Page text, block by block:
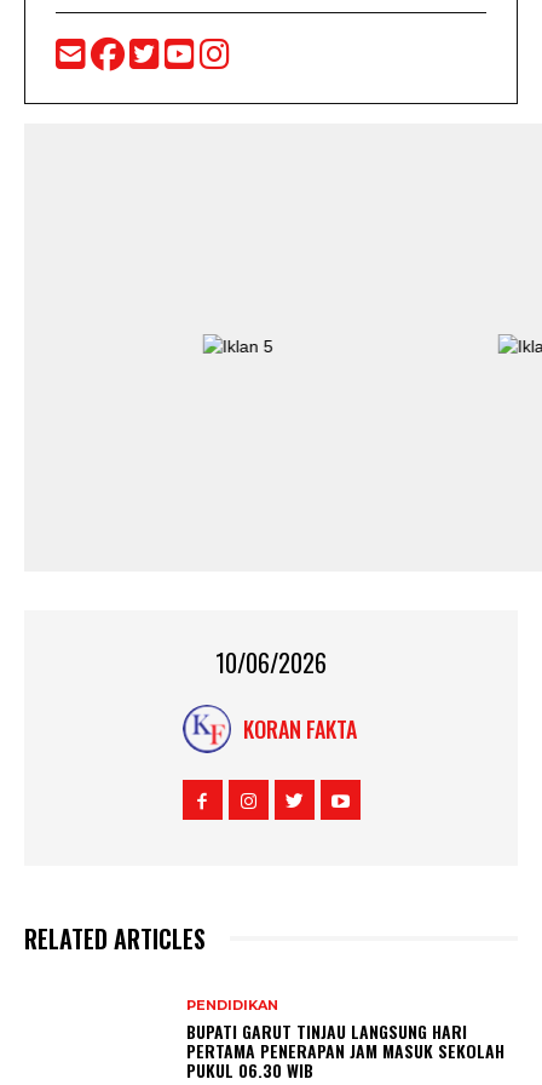
10/06/2026
KORAN FAKTA
RELATED ARTICLES
PENDIDIKAN
BUPATI GARUT TINJAU LANGSUNG HARI
PERTAMA PENERAPAN JAM MASUK SEKOLAH
PUKUL 06.30 WIB